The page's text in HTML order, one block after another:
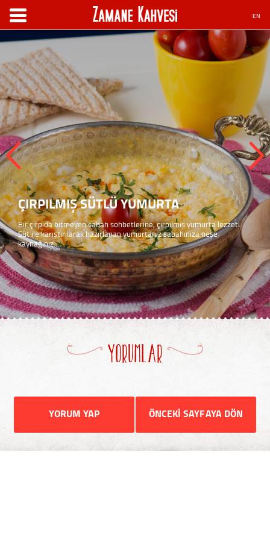
EN
ÇIRPILMIŞ SÜTLÜ YUMURTA
Bir çırpıda bitmeyen sabah sohbetlerine, çırpılmış yumurta lezzeti.
Süt ile karıştırılarak hazırlanan yumurtanız sabahınıza neşe
kaynağınız…
YORUMLAR
YORUM YAP ÖNCEKİ SAYFAYA DÖN